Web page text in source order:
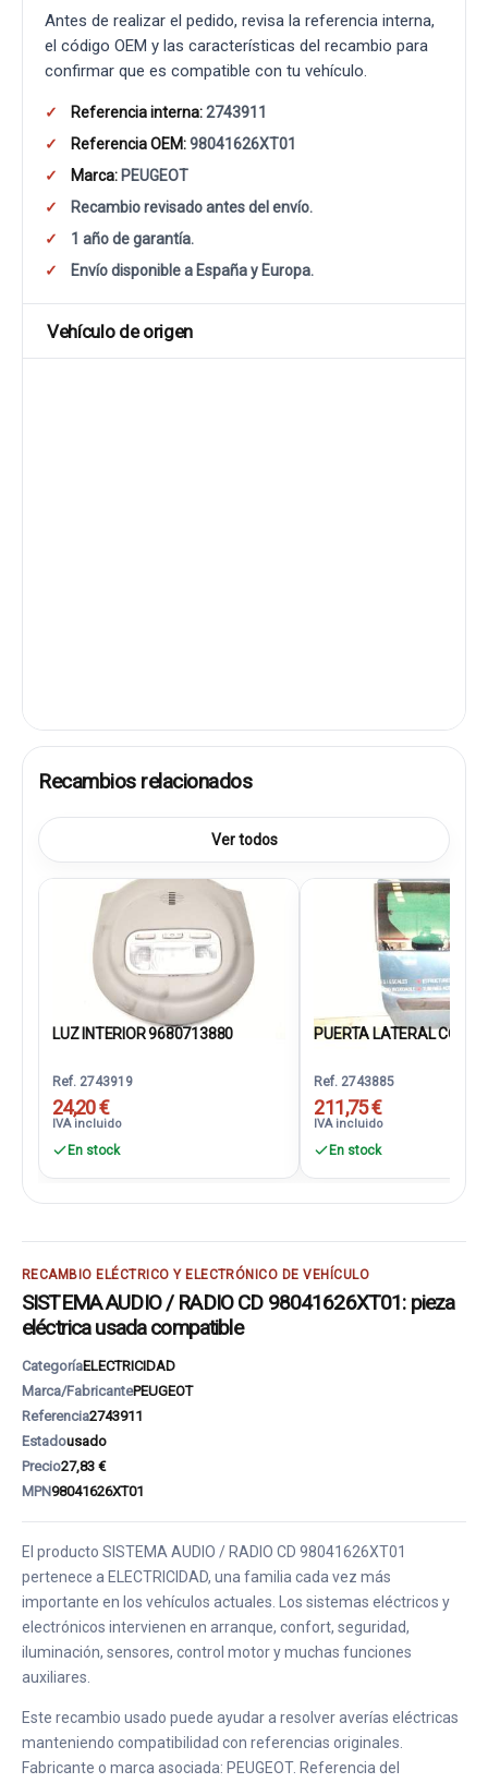
Antes de realizar el pedido, revisa la referencia interna,
el código OEM y las características del recambio para
confirmar que es compatible con tu vehículo.
Referencia interna:2743911
Referencia OEM:98041626XT01
Marca: PEUGEOT
Recambio revisado antes del envío.
1 año de garantía.
Envío disponible a España y Europa.
Vehículo de origen
Recambios relacionados
Ver todos
LUZ INTERIOR 9680713880
Ref. 2743919
24,20 €
IVA incluido
En stock
PUERTA LATERAL
Ref. 2743885
211,75 €
IVA incluido
En stock
RECAMBIO ELÉCTRICO Y ELECTRÓNICO DE VEHÍCULO
SISTEMA AUDIO / RADIO CD 98041626XT01: pieza
eléctrica usada compatible
CategoríaELECTRICIDAD
Marca/FabricantePEUGEOT
Referencia2743911
Estadousado
Precio27,83 €
MPN98041626XT01
El producto SISTEMA AUDIO / RADIO CD 98041626XT01
pertenece a ELECTRICIDAD, una familia cada vez más
importante en los vehículos actuales. Los sistemas eléctricos y
electrónicos intervienen en arranque, confort, seguridad,
iluminación, sensores, control motor y muchas funciones
auxiliares.
Este recambio usado puede ayudar a resolver averías eléctricas
manteniendo compatibilidad con referencias originales.
Fabricante o marca asociada: PEUGEOT. Referencia del